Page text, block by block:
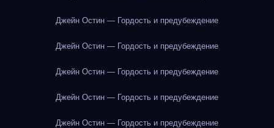
Джейн Остин — Гордость и предубеждение
Джейн Остин — Гордость и предубеждение
Джейн Остин — Гордость и предубеждение
Джейн Остин — Гордость и предубеждение
Джейн Остин — Гордость и предубеждение